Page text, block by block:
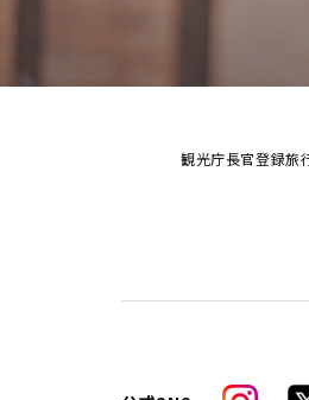
観光庁長官登録旅